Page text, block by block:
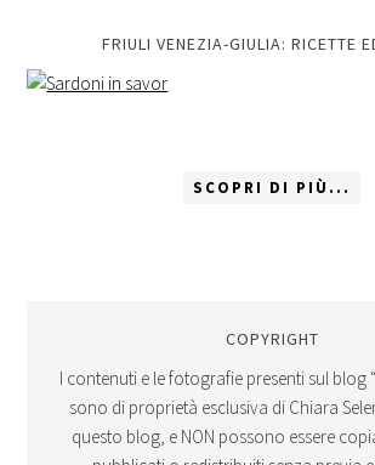
FRIULI VENEZIA-GIULIA: RICETTE
SCOPRI DI PIÙ...
COPYRIGHT
I contenuti e le fotografie presenti sul blog
sono di proprietà esclusiva di Chiara
questo blog, e NON possono essere